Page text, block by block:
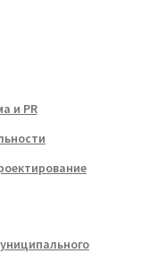
и PR